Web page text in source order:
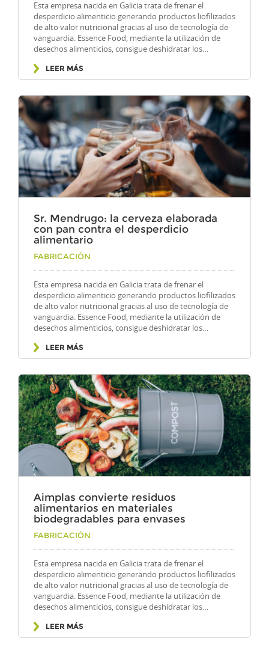
Esta empresa nacida en Galicia trata de frenar el
desperdicio alimenticio generando productos liofilizados
de alto valor nutricional gracias al uso de tecnología de
vanguardia. Essence Food, mediante la utilización de
desechos alimenticios, consigue deshidratar los…
LEER MÁS
Sr. Mendrugo: la cerveza elaborada
con pan contra el desperdicio
alimentario
Por
FABRICACIÓN
Esta empresa nacida en Galicia trata de frenar el
desperdicio alimenticio generando productos liofilizados
de alto valor nutricional gracias al uso de tecnología de
vanguardia. Essence Food, mediante la utilización de
desechos alimenticios, consigue deshidratar los…
LEER MÁS
Aimplas convierte residuos
alimentarios en materiales
biodegradables para envases
Por
FABRICACIÓN
Esta empresa nacida en Galicia trata de frenar el
desperdicio alimenticio generando productos liofilizados
de alto valor nutricional gracias al uso de tecnología de
vanguardia. Essence Food, mediante la utilización de
desechos alimenticios, consigue deshidratar los…
LEER MÁS